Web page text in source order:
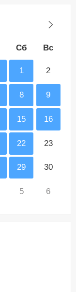
Сб Вс
1 2
8 9
15 16
22 23
29 30
5 6